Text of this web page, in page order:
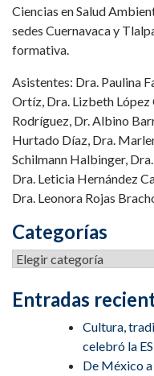
Ciencias en Salud
sedes Cuernavaca y
formativa.
Asistentes: Dra. Paulina
Ortíz, Dra. Lizbeth
Rodríguez, Dr. Albino
Hurtado Díaz, Dra.
Schilmann Halbinger,
Dra. Leticia Hernández
Dra. Leonora Rojas
Categorías
Categorías
Entradas
Cultura,
celebró la
De México a